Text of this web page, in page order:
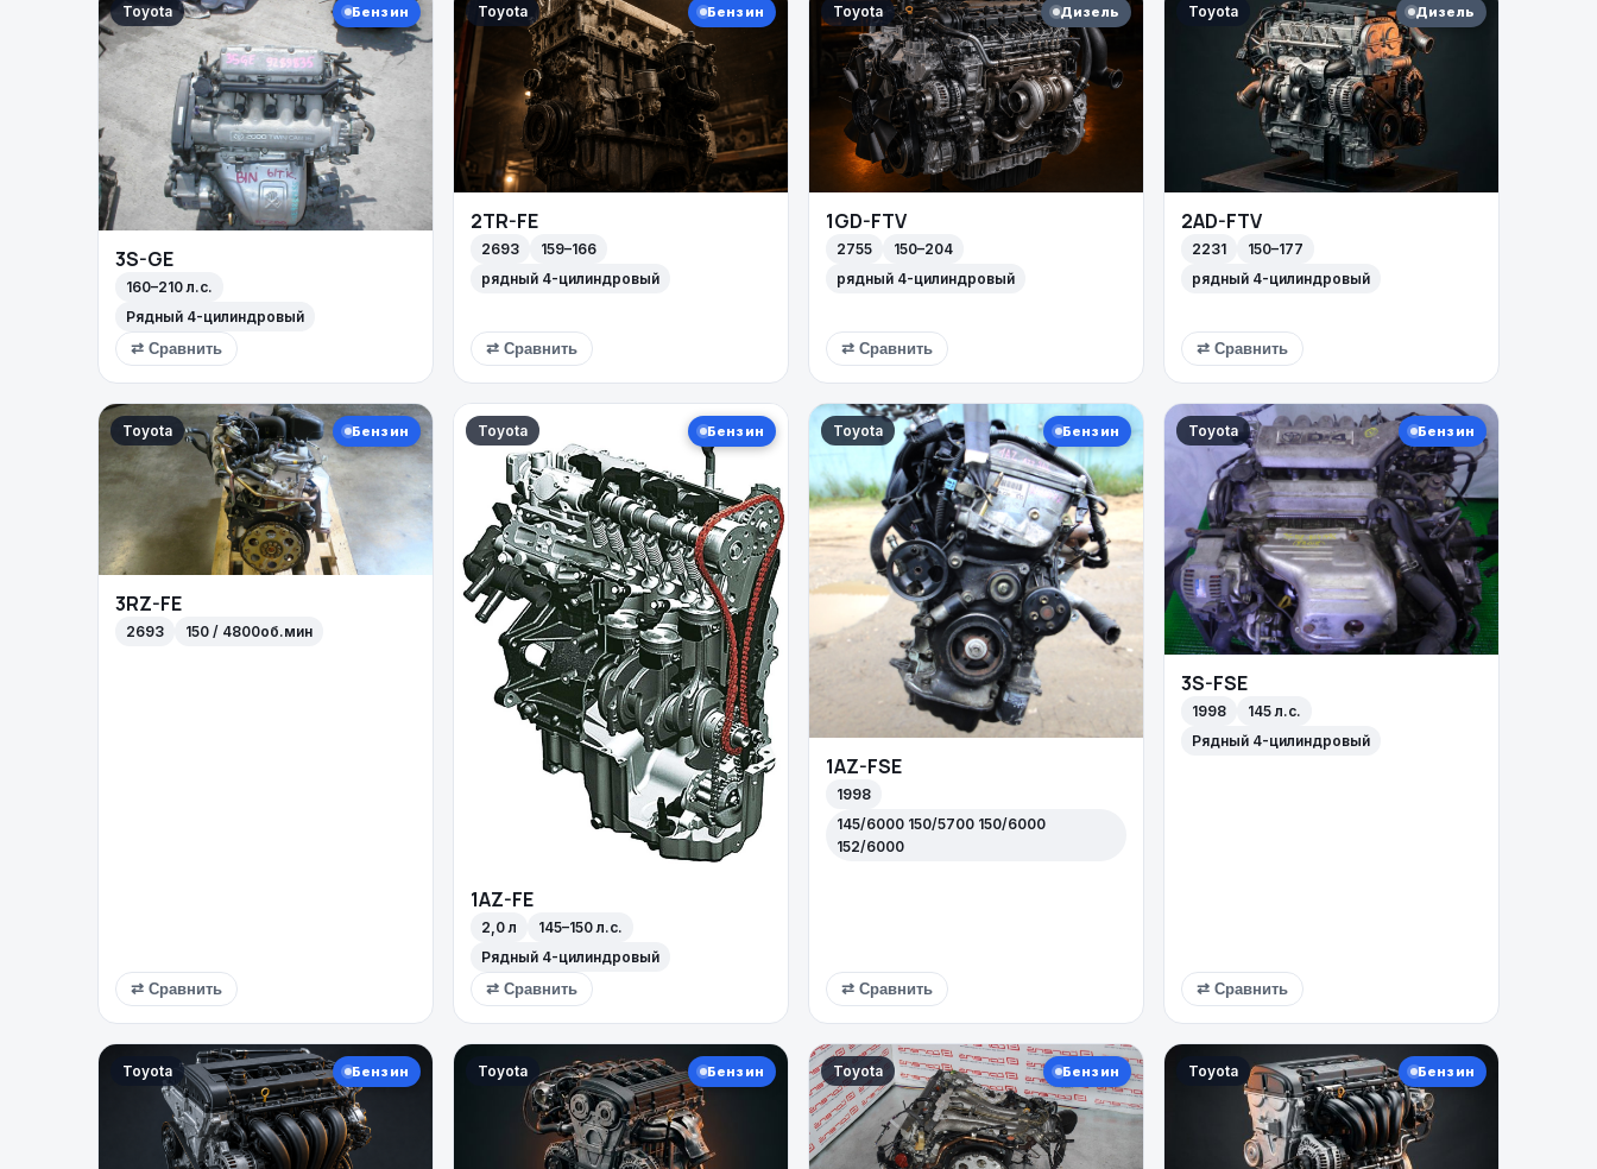
Toyota Бензин
3S-GE
160–210 л.с.
Рядный 4-цилиндровый
⇄ Сравнить
Toyota Бензин
2TR-FE
2693
159–166
рядный 4-цилиндровый
⇄ Сравнить
Toyota Дизель
1GD-FTV
2755
150–204
рядный 4-цилиндровый
⇄ Сравнить
Toyota Дизель
2AD-FTV
2231
150–177
рядный 4-цилиндровый
⇄ Сравнить
Toyota Бензин
3RZ-FE
2693 150 / 4800об.мин
⇄ Сравнить
Toyota Бензин
1AZ-FE
2,0 л
145–150 л.с.
Рядный 4-цилиндровый
⇄ Сравнить
Toyota Бензин
1AZ-FSE
1998
145/6000 150/5700 150/6000
152/6000
⇄ Сравнить
Toyota Бензин
3S-FSE
1998
145 л.с.
Рядный 4-цилиндровый
⇄ Сравнить
Toyota Бензин Toyota Бензин Toyota Бензин Toyota Бензин